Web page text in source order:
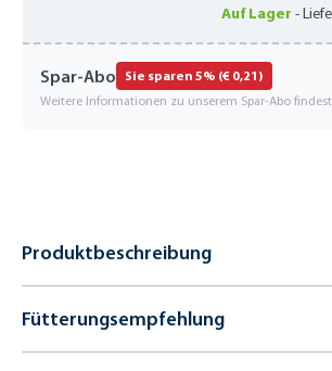
Auf Lager -
Spar-Abo Sie sparen 5% (€ 0,21)
Weitere Informationen zu unserem Spar-Abo
Produktbeschreibung
Fütterungsempfehlung